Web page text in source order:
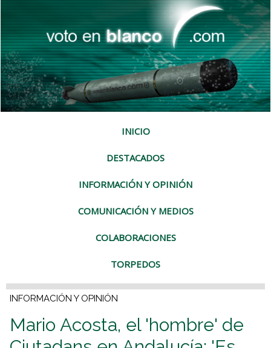
INICIO
DESTACADOS
INFORMACIÓN Y OPINIÓN
COMUNICACIÓN Y MEDIOS
COLABORACIONES
TORPEDOS
INFORMACIÓN Y OPINIÓN
Mario Acosta, el 'hombre' de